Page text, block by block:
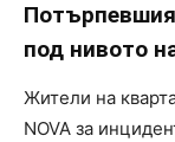
под нивото
Жители на
NOVA за